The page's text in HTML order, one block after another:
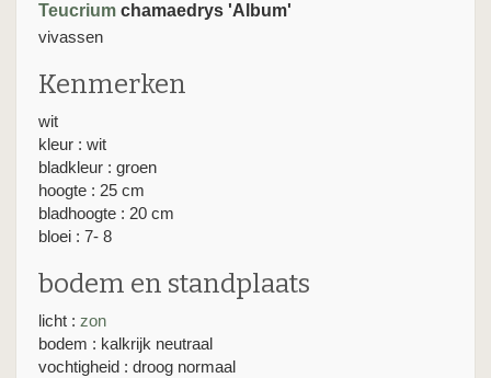
Teucrium chamaedrys 'Album'
vivassen
Kenmerken
wit
kleur : wit
bladkleur : groen
hoogte : 25 cm
bladhoogte : 20 cm
bloei : 7- 8
bodem en standplaats
licht : zon
bodem : kalkrijk neutraal
vochtigheid : droog normaal